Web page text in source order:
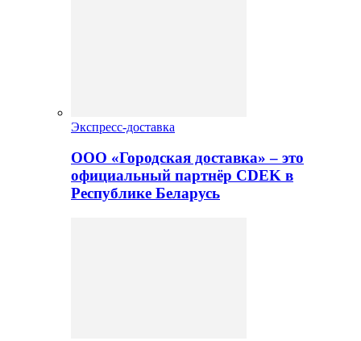
Экспресс-доставка
ООО «Городская доставка» – это
официальный партнёр CDEK в
Республике Беларусь